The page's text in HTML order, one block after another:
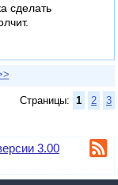
сделать
Страницы: 1 2 3
3.00